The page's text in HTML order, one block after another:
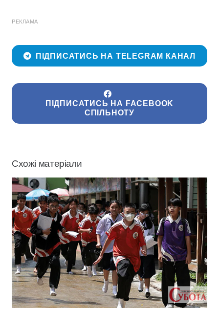
РЕКЛАМА
ПІДПИСАТИСЬ НА TELEGRAM КАНАЛ
ПІДПИСАТИСЬ НА FACEBOOK
СПІЛЬНОТУ
Схожі матеріали